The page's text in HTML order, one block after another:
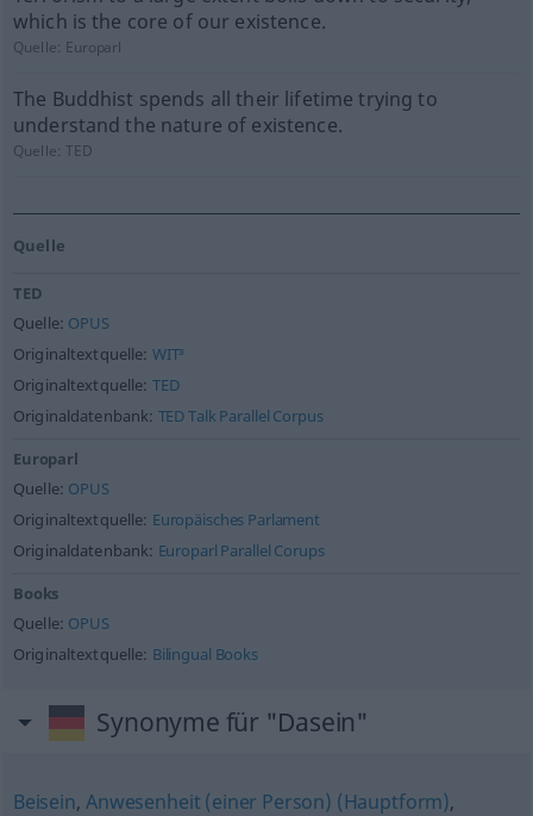
which is the core of our existence.
Quelle: Europarl
The Buddhist spends all their lifetime trying to
understand the nature of existence.
Quelle:TED
Quelle
TED
Quelle: OPUS
Originaltextquelle: WIT³
Originaltextquelle: TED
Originaldatenbank: TED Talk Parallel Corpus
Europarl
Quelle: OPUS
Originaltextquelle: Europäisches Parlament
Originaldatenbank: Europarl Parallel Corups
Books
Quelle: OPUS
Originaltextquelle: Bilingual Books
Synonyme für "Dasein"
Beisein,Anwesenheit (einer Person) (Hauptform),